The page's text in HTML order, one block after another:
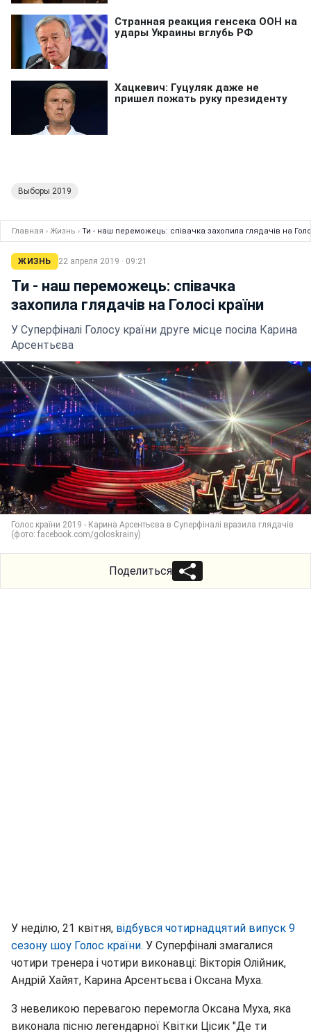
Выборы 2019
Главная › Жизнь › Ти - наш переможець: співачка захопила глядачів на
ЖИЗНЬ 22 апреля 2019 · 09:21
Ти - наш переможець: співачка
захопила глядачів на Голосі країни
У Суперфіналі Голосу країни друге місце посіла Карина
Арсентьєва
Голос країни 2019 - Карина Арсентьєва в Суперфіналі вразила глядачів
(фото: facebook.com/goloskrainy)
Поделиться
У неділю, 21 квітня, відбувся чотирнадцятий випуск 9
сезону шоу Голос країни. У Суперфіналі змагалися
чотири тренера і чотири виконавці: Вікторія Олійник,
Андрій Хайят, Карина Арсентьєва і Оксана Муха.
З невеликою перевагою перемогла Оксана Муха, яка
виконала пісню легендарної Квітки Цісик "Де ти